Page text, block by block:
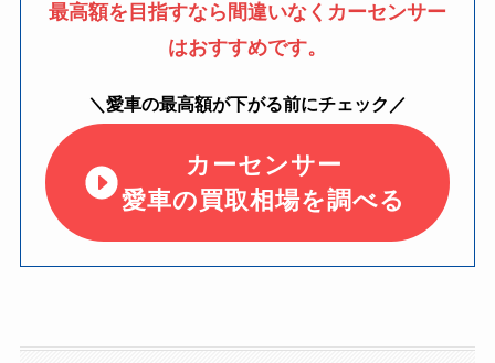
最高額を目指すなら間違いなくカーセンサー
はおすすめです。
＼愛車の最高額が下がる前にチェック／
カーセンサー
愛車の買取相場を調べる